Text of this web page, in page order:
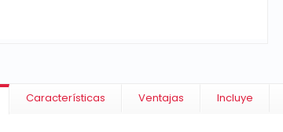
Características Ventajas Incluye